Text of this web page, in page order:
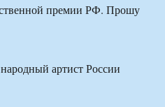
премии РФ. Прошу